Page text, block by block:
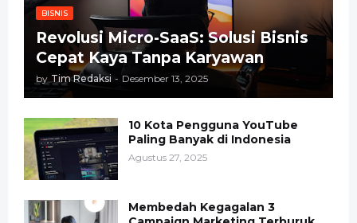
BISNIS
Revolusi Micro-SaaS: Solusi Bisnis
Cepat Kaya Tanpa Karyawan
by Tim Redaksi - Desember 13, 2025
10 Kota Pengguna YouTube
Paling Banyak di Indonesia
Agustus 27, 2025
Membedah Kegagalan 3